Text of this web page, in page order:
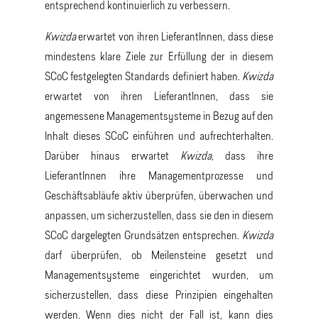
entsprechend kontinuierlich zu verbessern.
Kwizdaerwartet von ihren LieferantInnen, dass diese
mindestens klare Ziele zur Erfüllung der in diesem
SCoC festgelegten Standards definiert haben. Kwizda
erwartet von ihren LieferantInnen, dass sie
angemessene Managementsysteme in Bezug auf den
Inhalt dieses SCoC einführen und aufrechterhalten.
Darüber hinaus erwartet Kwizda, dass ihre
LieferantInnen ihre Managementprozesse und
Geschäftsabläufe aktiv überprüfen, überwachen und
anpassen, um sicherzustellen, dass sie den in diesem
SCoC dargelegten Grundsätzen entsprechen. Kwizda
darf überprüfen, ob Meilensteine gesetzt und
Managementsysteme eingerichtet wurden, um
sicherzustellen, dass diese Prinzipien eingehalten
werden. Wenn dies nicht der Fall ist, kann dies